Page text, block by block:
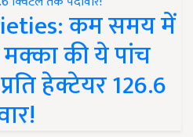
कम समय में
मक्का की ये पांच
हेक्टेयर 126.6